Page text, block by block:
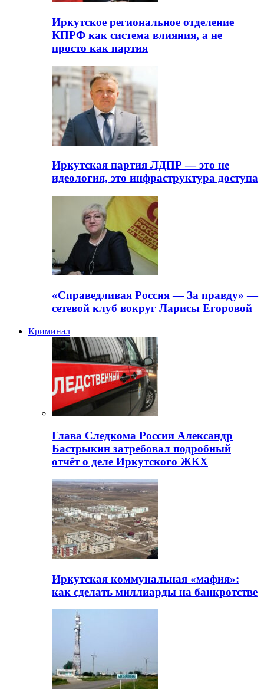
Иркутское региональное отделение
КПРФ как система влияния, а не
просто как партия
Иркутская партия ЛДПР — это не
идеология, это инфраструктура доступа
«Справедливая Россия — За правду» —
сетевой клуб вокруг Ларисы Егоровой
Криминал
Глава Следкома России Александр
Бастрыкин затребовал подробный
отчёт о деле Иркутского ЖКХ
Иркутская коммунальная «мафия»:
как сделать миллиарды на банкротстве